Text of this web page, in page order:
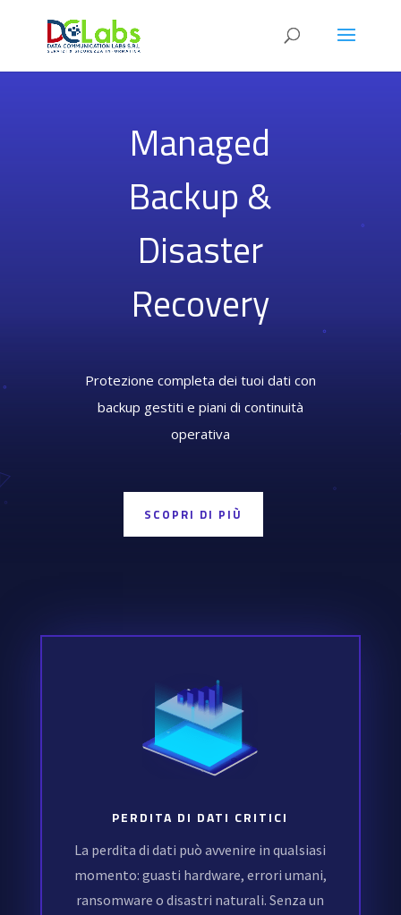
Managed
Backup &
Disaster
Recovery
Protezione completa dei tuoi dati con
backup gestiti e piani di continuità
operativa
SCOPRI DI PIÙ
PERDITA DI DATI CRITICI
La perdita di dati può avvenire in qualsiasi
momento: guasti hardware, errori umani,
ransomware o disastri naturali. Senza un